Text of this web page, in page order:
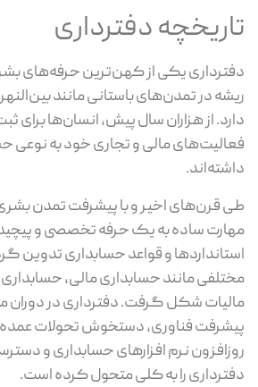
تاریخچه دفترداری
دفترداری یکی از کهن‌ترین حرفه‌های
ریشه در تمدن‌های باستانی مانند
دارد. از هزاران سال پیش، انسان‌ها برای
فعالیت‌های مالی و تجاری خود به نوعی
داشته‌اند.
طی قرن‌های اخیر و با پیشرفت تمدن
مهارت ساده به یک حرفه تخصصی و
استانداردها و قواعد حسابداری تدوین
مختلفی مانند حسابداری مالی،
مالیات شکل گرفت. دفترداری در دوران
پیشرفت فناوری، دستخوش تحولات
روزافزون نرم افزارهای حسابداری و
دفترداری را به کلی متحول کرده است.